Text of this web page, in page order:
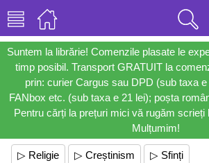
Suntem la librărie! Comenzile plasate le
timp posibil. Transport GRATUIT la
prin: curier Cargus sau DPD (sub taxa
FANbox etc. (sub taxa e 21 lei); poșta
Pentru cărți la prețuri mici vă rugăm scrieți
Mulțumim!
▷ Religie ▷ Creștinism ▷ Sfinți